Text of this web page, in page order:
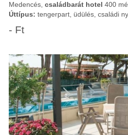
Medencés, családbarát hotel 400
Úttípus: tengerpart, üdülés, családi
- Ft